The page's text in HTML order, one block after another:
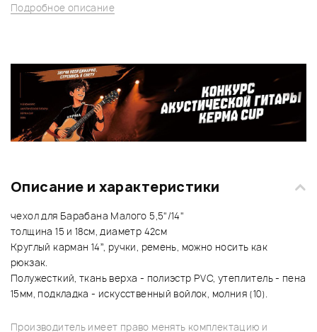
Подробное описание
Описание и характеристики
чехол для Барабана Малого 5,5"/14"
толщина 15 и 18см, диаметр 42см
Круглый карман 14”, ручки, ремень, можно носить как
рюкзак.
Полужесткий, ткань верха - полиэстр PVC, утеплитель - пена
15мм, подкладка - искусственный войлок, молния (10).
Производитель имеет право менять комплектацию и